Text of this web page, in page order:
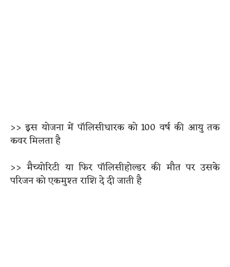
>> इस योजना में पॉलिसीधारक को 100 वर्ष की आयु तक
कवर मिलता है
>> मैच्योरिटी या फिर पॉलिसीहोल्डर की मौत पर उसके
परिजन को एकमुश्त राशि दे दी जाती है